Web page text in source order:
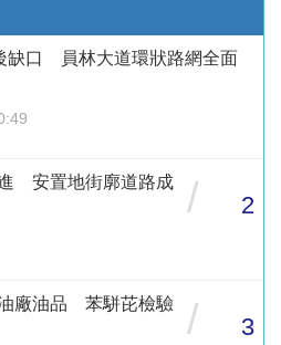
缺口 員林大道環狀路網全面
安置地街廓道路成
/ 2
廠油品 苯駢芘檢驗
/ 3